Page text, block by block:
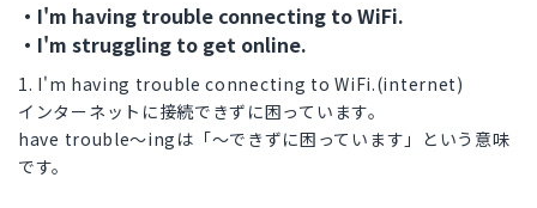
・I'm having trouble connecting to WiFi.
・I'm struggling to get online.
1. I'm having trouble connecting to WiFi.(internet)
インターネットに接続できずに困っています。
have trouble～ingは「～できずに困っています」という意味
です。